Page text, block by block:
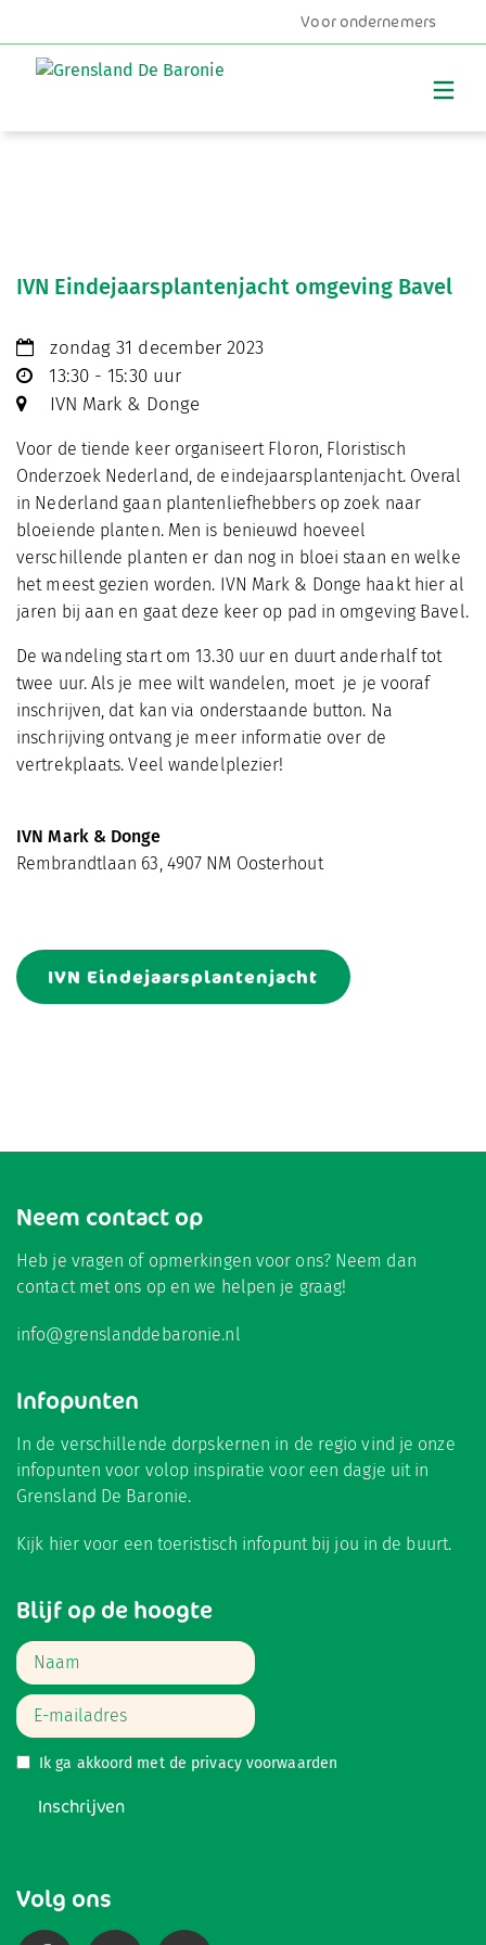
Voor ondernemers
IVN Eindejaarsplantenjacht omgeving Bavel
zondag 31 december 2023
13:30 - 15:30 uur
IVN Mark & Donge
Voor de tiende keer organiseert Floron, Floristisch
Onderzoek Nederland, de eindejaarsplantenjacht. Overal
in Nederland gaan plantenliefhebbers op zoek naar
bloeiende planten. Men is benieuwd hoeveel
verschillende planten er dan nog in bloei staan en welke
het meest gezien worden. IVN Mark & Donge haakt hier al
jaren bij aan en gaat deze keer op pad in omgeving Bavel.
De wandeling start om 13.30 uur en duurt anderhalf tot
twee uur. Als je mee wilt wandelen, moet je je vooraf
inschrijven, dat kan via onderstaande button. Na
inschrijving ontvang je meer informatie over de
vertrekplaats. Veel wandelplezier!
IVN Mark & Donge
Rembrandtlaan 63, 4907 NM Oosterhout
IVN Eindejaarsplantenjacht
Neem contact op
Heb je vragen of opmerkingen voor ons? Neem dan
contact met ons op en we helpen je graag!
info@grenslanddebaronie.nl
Infopunten
In de verschillende dorpskernen in de regio vind je onze
infopunten voor volop inspiratie voor een dagje uit in
Grensland De Baronie.
Kijk hiervoor een toeristisch infopunt bij jou in de buurt.
Blijf op de hoogte
Ik ga akkoord met de privacy voorwaarden
Inschrijven
Volg ons